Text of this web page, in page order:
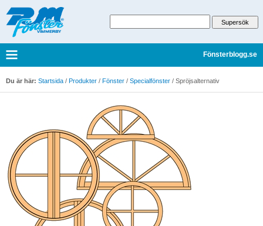
Fönsterblogg.se
Du är här: Startsida / Produkter / Fönster / Specialfönster / Spröjsalternativ